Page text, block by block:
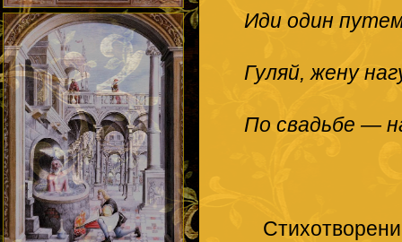
Иди один
Гуляй, жену
По свадьбе —
Стихотворение